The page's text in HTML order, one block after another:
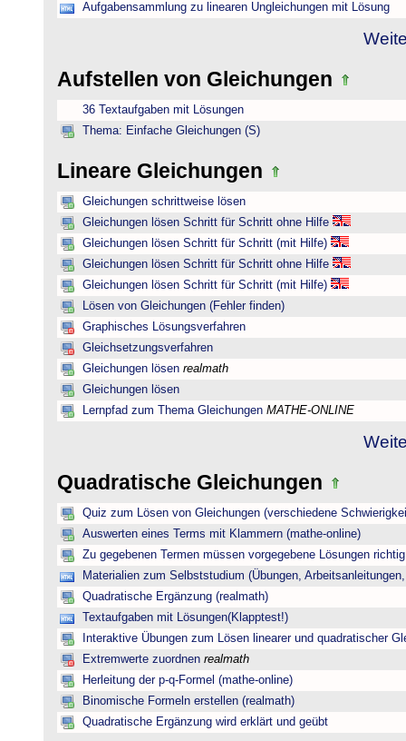
Aufgabensammlung zu linearen Ungleichungen mit Lösung
Aufstellen von Gleichungen
36 Textaufgaben mit Lösungen
Thema: Einfache Gleichungen (S)
Lineare Gleichungen
Gleichungen schrittweise lösen
Gleichungen lösen Schritt für Schritt ohne Hilfe
Gleichungen lösen Schritt für Schritt (mit Hilfe)
Gleichungen lösen Schritt für Schritt ohne Hilfe
Gleichungen lösen Schritt für Schritt (mit Hilfe)
Lösen von Gleichungen (Fehler finden)
Graphisches Lösungsverfahren
Gleichsetzungsverfahren
Gleichungen lösen realmath
Gleichungen lösen
Lernpfad zum Thema Gleichungen MATHE-ONLINE
Quadratische Gleichungen
Quiz zum Lösen von Gleichungen (verschiedene
Auswerten eines Terms mit Klammern (mathe-online)
Zu gegebenen Termen müssen vorgegebene Lösungen
Materialien zum Selbststudium (Übungen,
Quadratische Ergänzung (realmath)
Textaufgaben mit Lösungen(Klapptest!)
Interaktive Übungen zum Lösen linearer und quadratischer
Extremwerte zuordnen realmath
Herleitung der p-q-Formel (mathe-online)
Binomische Formeln erstellen (realmath)
Quadratische Ergänzung wird erklärt und geübt